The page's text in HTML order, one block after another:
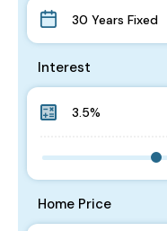
30 Years Fixed
Interest
Home Price